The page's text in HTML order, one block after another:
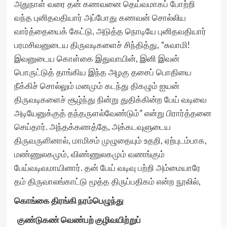
அதுநாள் வரை தன் கணவனை தெய்வமாகப் போற்றி
வந்த புனிதவதியார் அப்போது கணவன் சொல்லிய
வார்த்தையைக் கேட்டு, அடுத்த நொடியே புனிதவதியார்
பரமசிவனுடைய திருவடிகளைச் சிந்தித்து, “சுவாமி!
இவனுடைய கொள்கை இதுவாயின், இனி இவன்
பொருட்டுத் தாங்கிய இந்த அழகு தசைப் பொதியை
நீக்கிச் சொல்லும் மனமும் கடந்து திகழும் ஐயன்
திருவடிகளைச் சூழ்ந்து நின்று துதிக்கின்ற பேய் வடிவை
அடியேனுக்குத் தந்தருளல்வேண்டும்” என்று பிரார்த்தனை
செய்தார். அந்தக்கணத்தே, அக்கடவுளுடைய
திருவருளினால், மாமிசம் முழுதையும் உதறி, ஏற்புடம்பாக,
மண்ணுலகமும், விண்ணுலகமும் வணங்கும்
பேய்வடிவமாயினார். தன் பேய் வடிவு பற்றி அம்மையாரே
தம் திருவாலங்காட்டு மூத்த திருப்பதிகம் என்ற நூலில்,
கொங்கை திரங்கி நரம்பெழுந்து
குண்டுகண் வெண்பற் குழிவயிற்றுப்